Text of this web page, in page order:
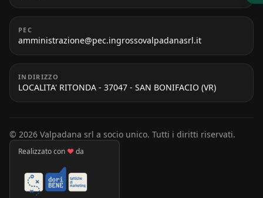
PEC
amministrazione@pec.ingrossovalpadanasrl.it
INDIRIZZO
LOCALITA' RITONDA - 37047 - SAN BONIFACIO (VR)
© 2026 Valpadana srl a socio unico. Tutti i diritti riservati.
Realizzato con ♥da